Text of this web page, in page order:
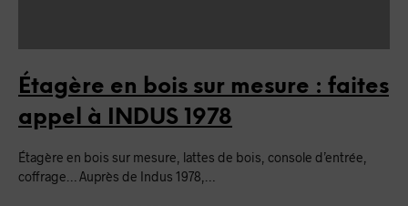
Étagère en bois sur mesure : faites
appel à INDUS 1978
Étagère en bois sur mesure, lattes de bois, console d’entrée,
coffrage… Auprès de Indus 1978,…